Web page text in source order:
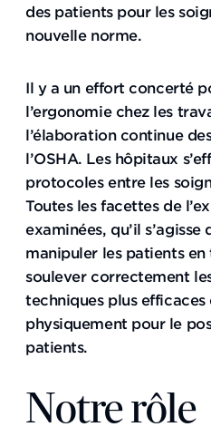
des patients pour les
nouvelle norme.
Il y a un effort concerté
l’ergonomie chez les
l’élaboration continue
l’OSHA. Les hôpitaux
protocoles entre les
Toutes les facettes de
examinées, qu’il
manipuler les patients
soulever correctement
techniques plus
physiquement pour le
patients.
Notre rôle